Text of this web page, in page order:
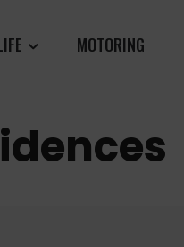
MOTORING